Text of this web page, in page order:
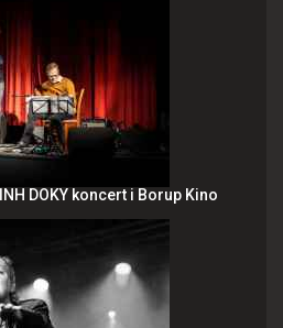
DOKY koncert i Borup Kino